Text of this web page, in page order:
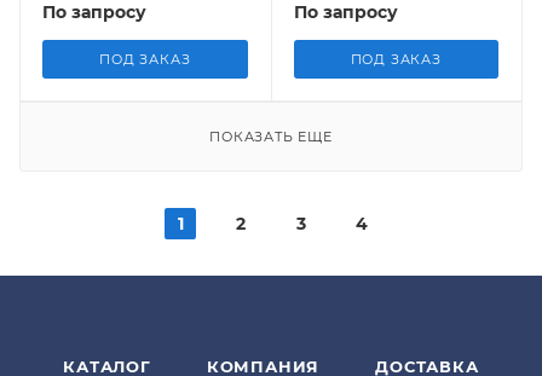
По запросу
ПОД ЗАКАЗ
По запросу
ПОД ЗАКАЗ
ПОКАЗАТЬ ЕЩЕ
1 2 3 4
КАТАЛОГ КОМПАНИЯ ДОСТАВКА